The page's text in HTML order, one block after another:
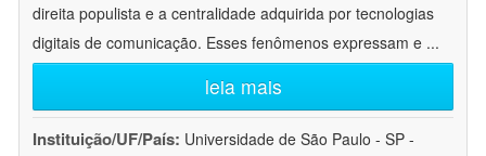
direita populista e a centralidade adquirida por tecnologias
digitais de comunicação. Esses fenômenos expressam e ...
leia mais
Instituição/UF/País: Universidade de São Paulo - SP -